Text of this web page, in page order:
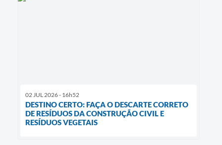
02 JUL 2026 - 16h52
DESTINO CERTO: FAÇA O DESCARTE CORRETO
DE RESÍDUOS DA CONSTRUÇÃO CIVIL E
RESÍDUOS VEGETAIS